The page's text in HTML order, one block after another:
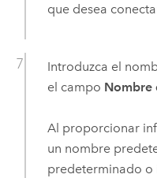
que desea
Introduzca el
el campo Nombre
Al proporcionar
un nombre
predeterminado